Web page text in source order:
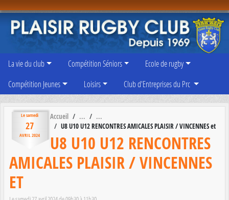
La vie du club Compétition Séniors
Ecole de rugby
Compétition Jeunes
Loisirs Club d'Entreprises du Prc
Lesamedi
27
AVRIL2024
Accueil
U8 U10 U12 RENCONTRES AMICALES PLAISIR / VINCENNES et
U8 U10 U12 RENCONTRES
AMICALES PLAISIR / VINCENNES
ET
Panneau de gestion des cookies